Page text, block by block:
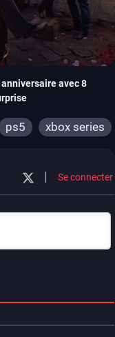
avec 8
ps5 xbox series
Se connecter